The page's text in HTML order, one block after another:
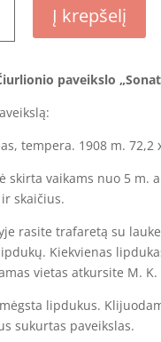
Į krepšelį
paveikslo
tempera. 1908 m. 72,2
skirta vaikams nuo 5 m.
skaičius.
rasite trafaretą su
Kiekvienas
vietas atkursite M.
lipdukus.
sukurtas paveikslas.